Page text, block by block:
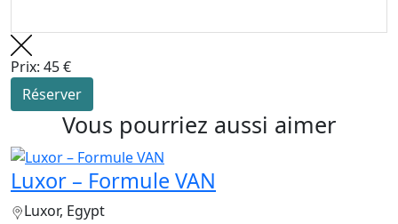
Prix: 45 €
Réserver
Vous pourriez aussi aimer
Luxor – Formule VAN
Luxor, Egypt